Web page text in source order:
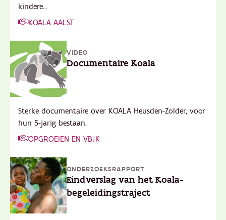
kindere...
KOALA AALST
VIDEO
Documentaire Koala
Sterke documentaire over KOALA Heusden-Zolder, voor
hun 5-jarig bestaan.
OPGROEIEN EN VBJK
ONDERZOEKSRAPPORT
Eindverslag van het Koala-
begeleidingstraject